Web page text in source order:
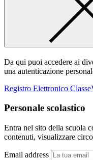
Da qui puoi accedere ai
una autenticazione
Registro Elettronico
Personale scolastico
Entra nel sito della scuola
contenuti, visualizzare
Email address